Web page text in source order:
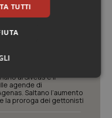
in
commissario per
al Siveas e il
agende di
Saltano l’aumento
la proroga dei gettonisti
TUTTI
Marketing